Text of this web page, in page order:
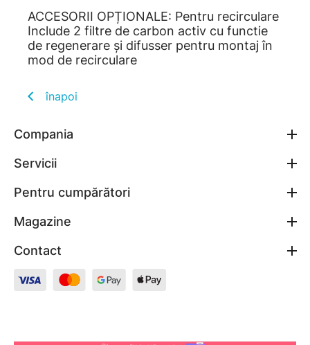
ACCESORII OPȚIONALE: Pentru recirculare
Include 2 filtre de carbon activ cu functie
de regenerare și difusser pentru montaj în
mod de recirculare
înapoi
Compania
Servicii
Pentru cumpărători
Magazine
Contact